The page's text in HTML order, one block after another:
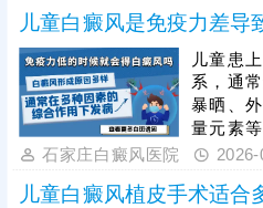
儿童白癜风是免疫力差导
儿童患
系，通
暴晒、
量元素
康生活
能，为
石家庄白癜风医院
儿童白癜风植皮手术适合